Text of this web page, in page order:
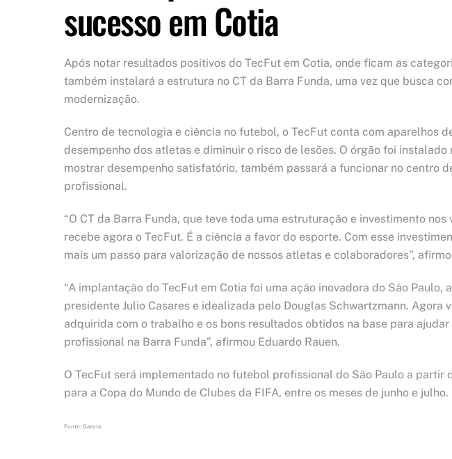
sucesso em Cotia
Após notar resultados positivos do TecFut em Cotia, onde ficam as
também instalará a estrutura no CT da Barra Funda, uma vez que busca
modernização.
Centro de tecnologia e ciência no futebol, o TecFut conta com aparelhos
desempenho dos atletas e diminuir o risco de lesões. O órgão foi
mostrar desempenho satisfatório, também passará a funcionar no centro
profissional.
“O CT da Barra Funda, que teve toda uma estruturação e investimento
recebe agora o TecFut. É a ciência a favor do esporte. Com esse
mais um passo para valorização de nossos atletas e colaboradores”,
“A implantação do TecFut em Cotia foi uma ação inovadora do São Paulo,
presidente Julio Casares e idealizada pelo Douglas Schwartzmann. Agora
adquirida com o trabalho e os bons resultados obtidos na base para
profissional na Barra Funda”, afirmou Eduardo Rauen.
O TecFut será implementado no futebol profissional do São Paulo a partir
para a Copa do Mundo de Clubes da FIFA, entre os meses de junho e julho.
Fonte: Gazeta